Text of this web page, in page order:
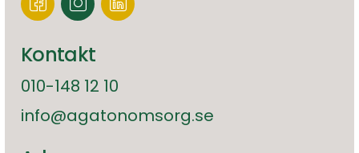
Kontakt
010-148 12 10
info@agatonomsorg.se